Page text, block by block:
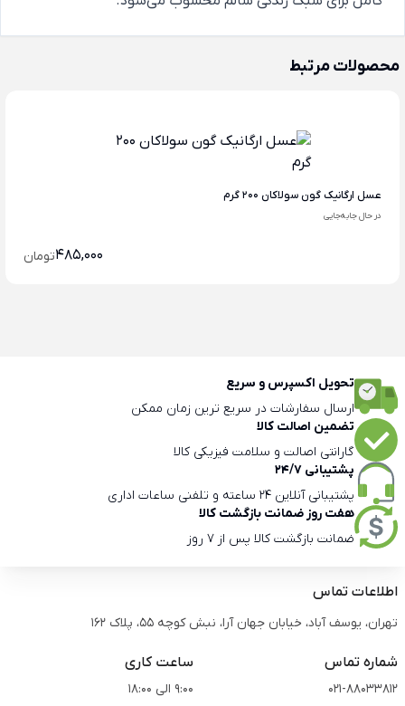
محصولات مرتبط
عسل ارگانیک گون سولاکان 200 گرم
در حال جابه‌جایی
485,000تومان
تحویل اکسپرس و سریع
ارسال سفارشات در سریع ترین زمان ممکن
تضمین اصالت کالا
گارانتی اصالت و سلامت فیزیکی کالا
پشتیبانی 24/7
پشتیبانی آنلاین 24 ساعته و تلفنی ساعات اداری
هفت روز ضمانت بازگشت کالا
ضمانت بازگشت کالا پس از 7 روز
اطلاعات تماس
تهران، یوسف آباد، خیابان جهان آرا، نبش کوچه 55، پلاک 162
شماره تماس
021-88033812
ساعت کاری
9:00 الی 18:00